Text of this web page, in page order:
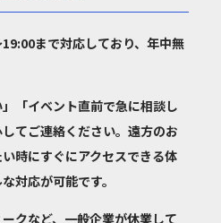
まで対応しており、 年中無
」「イベント直前で急に相談し
てご連絡ください。遠方のお
時にすぐにアクセスできる体
対応が可能です。
クなど、一般企業が休業して